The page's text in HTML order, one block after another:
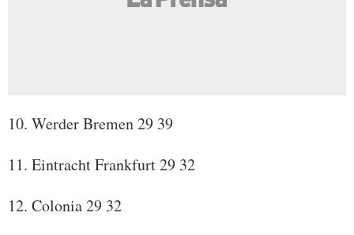
10. Werder Bremen 29 39
11. Eintracht Frankfurt 29 32
12. Colonia 29 32